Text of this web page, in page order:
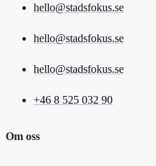
hello@stadsfokus.se
hello@stadsfokus.se
hello@stadsfokus.se
+46 8 525 032 90
Om oss